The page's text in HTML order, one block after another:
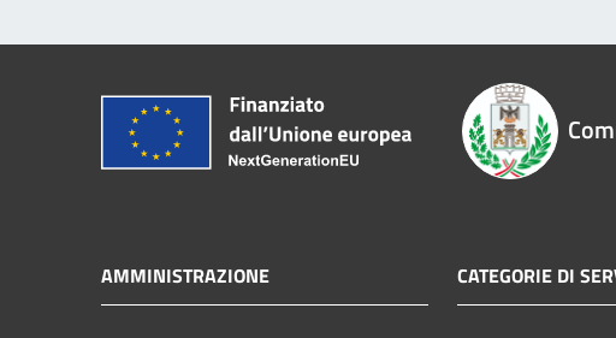
AMMINISTRAZIONE CATEGORIE DI